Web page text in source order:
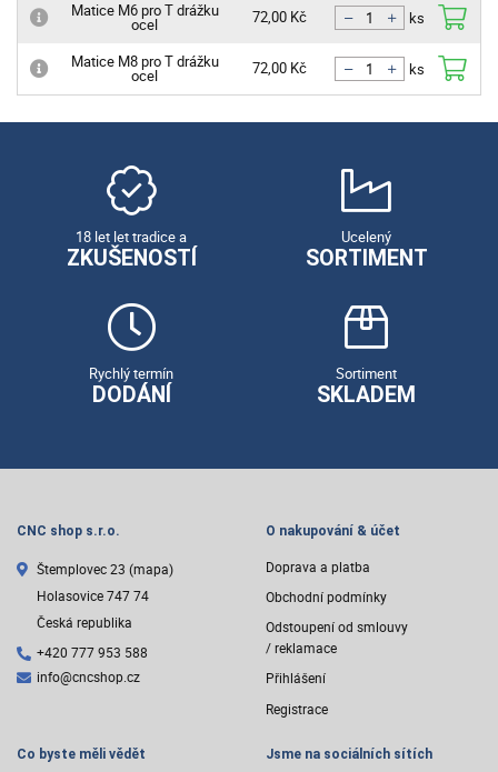
Matice M6 pro T drážku
ocel 72,00 Kč ks
Matice M8 pro T drážku
ocel 72,00 Kč ks
18 let let tradice a
ZKUŠENOSTÍ
Ucelený
SORTIMENT
Rychlý termín
DODÁNÍ
Sortiment
SKLADEM
CNC shop s.r.o.
Štemplovec 23 (mapa)
Holasovice 747 74
Česká republika
+420 777 953 588
info@cncshop.cz
O nakupování & účet
Doprava a platba
Obchodní podmínky
Odstoupení od smlouvy
/ reklamace
Přihlášení
Registrace
Co byste měli vědět Jsme na sociálních sítích